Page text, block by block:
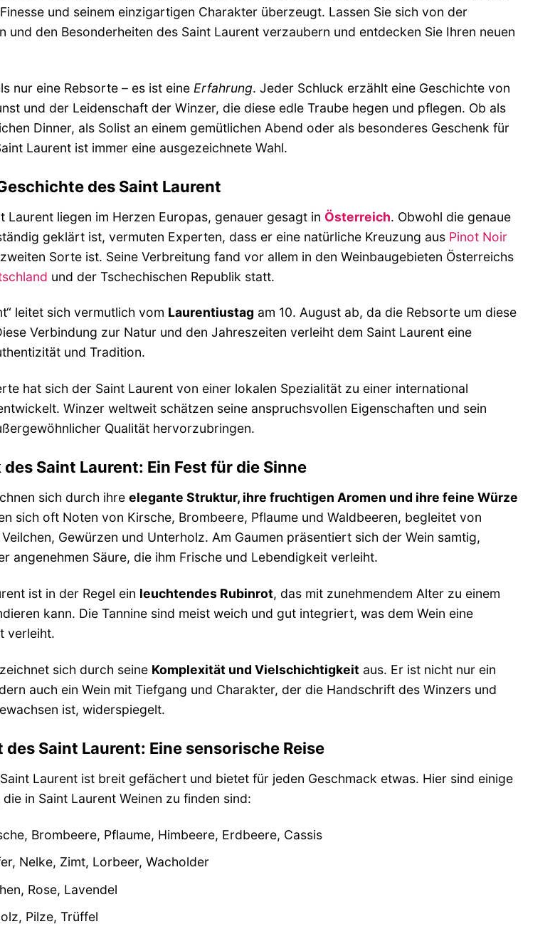
und seinem einzigartigen Charakter überzeugt. Lassen Sie sich von der
und den Besonderheiten des Saint Laurent verzaubern und entdecken Sie Ihren neuen
nur eine Rebsorte – es ist eine Erfahrung. Jeder Schluck erzählt eine Geschichte von
und der Leidenschaft der Winzer, die diese edle Traube hegen und pflegen. Ob als
Dinner, als Solist an einem gemütlichen Abend oder als besonderes Geschenk für
Laurent ist immer eine ausgezeichnete Wahl.
des Saint Laurent
Laurent liegen im Herzen Europas, genauer gesagt in Österreich. Obwohl die genaue
geklärt ist, vermuten Experten, dass er eine natürliche Kreuzung aus Pinot Noir
Sorte ist. Seine Verbreitung fand vor allem in den Weinbaugebieten Österreichs
und der Tschechischen Republik statt.
leitet sich vermutlich vom Laurentiustag am 10. August ab, da die Rebsorte um diese
Verbindung zur Natur und den Jahreszeiten verleiht dem Saint Laurent eine
und Tradition.
hat sich der Saint Laurent von einer lokalen Spezialität zu einer international
Winzer weltweit schätzen seine anspruchsvollen Eigenschaften und sein
Qualität hervorzubringen.
Saint Laurent: Ein Fest für die Sinne
sich durch ihre elegante Struktur, ihre fruchtigen Aromen und ihre feine Würze
sich oft Noten von Kirsche, Brombeere, Pflaume und Waldbeeren, begleitet von
Gewürzen und Unterholz. Am Gaumen präsentiert sich der Wein samtig,
angenehmen Säure, die ihm Frische und Lebendigkeit verleiht.
ist in der Regel ein leuchtendes Rubinrot, das mit zunehmendem Alter zu einem
kann. Die Tannine sind meist weich und gut integriert, was dem Wein eine
verleiht.
sich durch seine Komplexität und Vielschichtigkeitaus. Er ist nicht nur ein
auch ein Wein mit Tiefgang und Charakter, der die Handschrift des Winzers und
ist, widerspiegelt.
Saint Laurent: Eine sensorische Reise
Laurent ist breit gefächert und bietet für jeden Geschmack etwas. Hier sind einige
in Saint Laurent Weinen zu finden sind:
Brombeere, Pflaume, Himbeere, Erdbeere, Cassis
Nelke, Zimt, Lorbeer, Wacholder
Rose, Lavendel
Pilze, Trüffel